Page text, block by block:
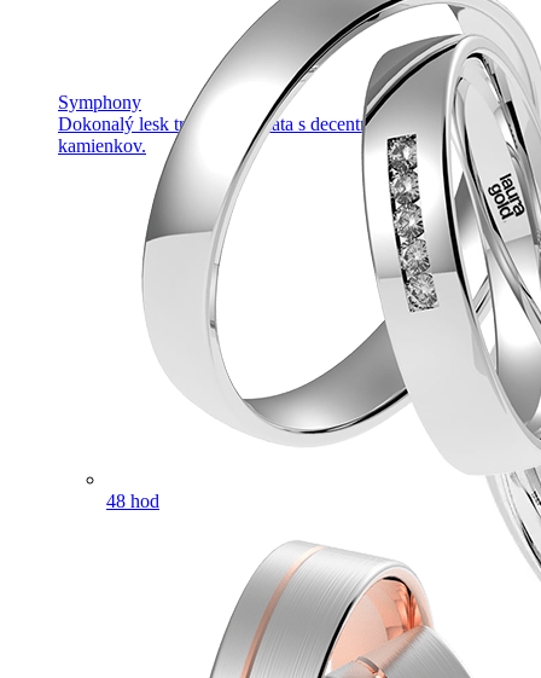
Symphony
Dokonalý lesk tradičného zlata s decentnou iskrou
kamienkov.
48 hod